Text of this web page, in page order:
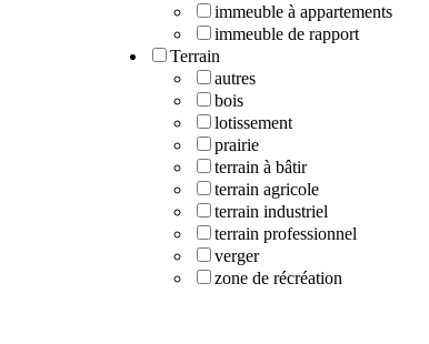
immeuble à appartements
immeuble de rapport
Terrain
autres
bois
lotissement
prairie
terrain à bâtir
terrain agricole
terrain industriel
terrain professionnel
verger
zone de récréation